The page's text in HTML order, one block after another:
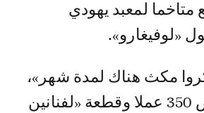
متاخما لمعبد يهودي
«لوفيغارو».
مكث هناك لمدة شهر»،
واليوم يتم عرض 350 عملا وقطعة «لفنانين